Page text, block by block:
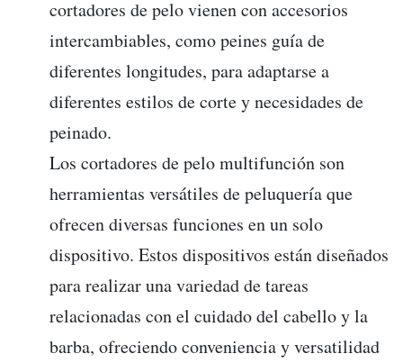
cortadores de pelo vienen con accesorios
intercambiables, como peines guía de
diferentes longitudes, para adaptarse a
diferentes estilos de corte y necesidades de
peinado.
Los cortadores de pelo multifunción son
herramientas versátiles de peluquería que
ofrecen diversas funciones en un solo
dispositivo. Estos dispositivos están diseñados
para realizar una variedad de tareas
relacionadas con el cuidado del cabello y la
barba, ofreciendo conveniencia y versatilidad